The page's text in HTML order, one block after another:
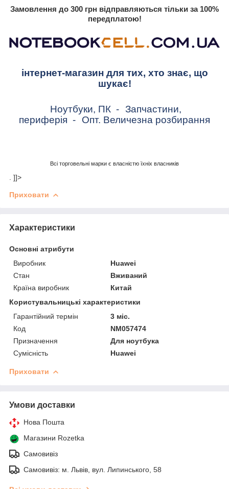
Замовлення до 300 грн відправляються тільки за 100%
передплатою!
інтернет-магазин для тих, хто знає, що
шукає!
Ноутбуки, ПК - Запчастини,
периферія - Опт. Величезна розбирання
Всі торговельні марки є власністю їхніх власників
. ]]>
Приховати
Характеристики
Основні атрибути
Виробник
Huawei
Стан
Вживаний
Країна виробник
Китай
Користувальницькі характеристики
Гарантійний термін
3 міс.
Код
NM057474
Призначення
Для ноутбука
Сумісність
Huawei
Приховати
Умови доставки
Нова Пошта
Магазини Rozetka
Самовивіз
Самовивіз: м. Львів, вул. Липинського, 58